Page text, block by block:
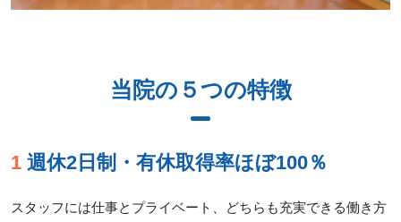
当院の５つの特徴
1 週休2日制・有休取得率ほぼ100％
スタッフには仕事とプライベート、どちらも充実できる働き方